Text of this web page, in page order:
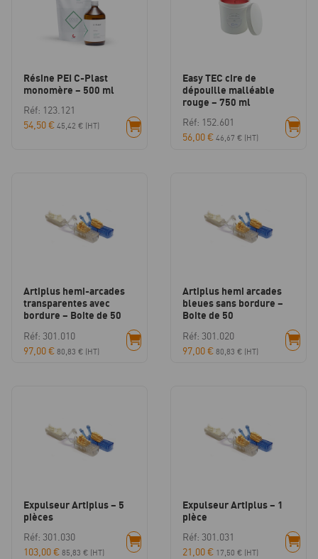
Résine PEI C-Plast
monomère – 500 ml
Réf: 123.121
54,50€ 45,42 € (HT)
Easy TEC cire de
dépouille malléable
rouge – 750 ml
Réf: 152.601
56,00€ 46,67 € (HT)
Artiplus hemi-arcades
transparentes avec
bordure – Boite de 50
Réf: 301.010
97,00€ 80,83 € (HT)
Artiplus hemi arcades
bleues sans bordure –
Boite de 50
Réf: 301.020
97,00€ 80,83 € (HT)
Expulseur Artiplus – 5
pièces
Réf: 301.030
103,00€ 85,83 € (HT)
Expulseur Artiplus – 1
pièce
Réf: 301.031
21,00€ 17,50 € (HT)